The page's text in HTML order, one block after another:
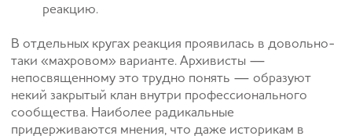
реакцию.
В отдельных кругах реакция проявилась в довольно-
таки «махровом» варианте. Архивисты —
непосвященному это трудно понять — образуют
некий закрытый клан внутри профессионального
сообщества. Наиболее радикальные
придерживаются мнения, что даже историкам в